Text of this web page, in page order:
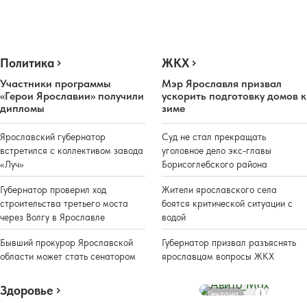
Политика
Участники программы
«Герои Ярославии» получили
дипломы
Ярославский губернатор
встретился с коллективом завода
«Луч»
Губернатор проверил ход
строительства третьего моста
через Волгу в Ярославле
Бывший прокурор Ярославской
области может стать сенатором
ЖКХ
Мэр Ярославля призвал
ускорить подготовку домов к
зиме
Суд не стал прекращать
уголовное дело экс-главы
Борисоглебского района
Жители ярославского села
боятся критической ситуации с
водой
Губернатор призвал разъяснять
ярославцам вопросы ЖКХ
Здоровье Реклама